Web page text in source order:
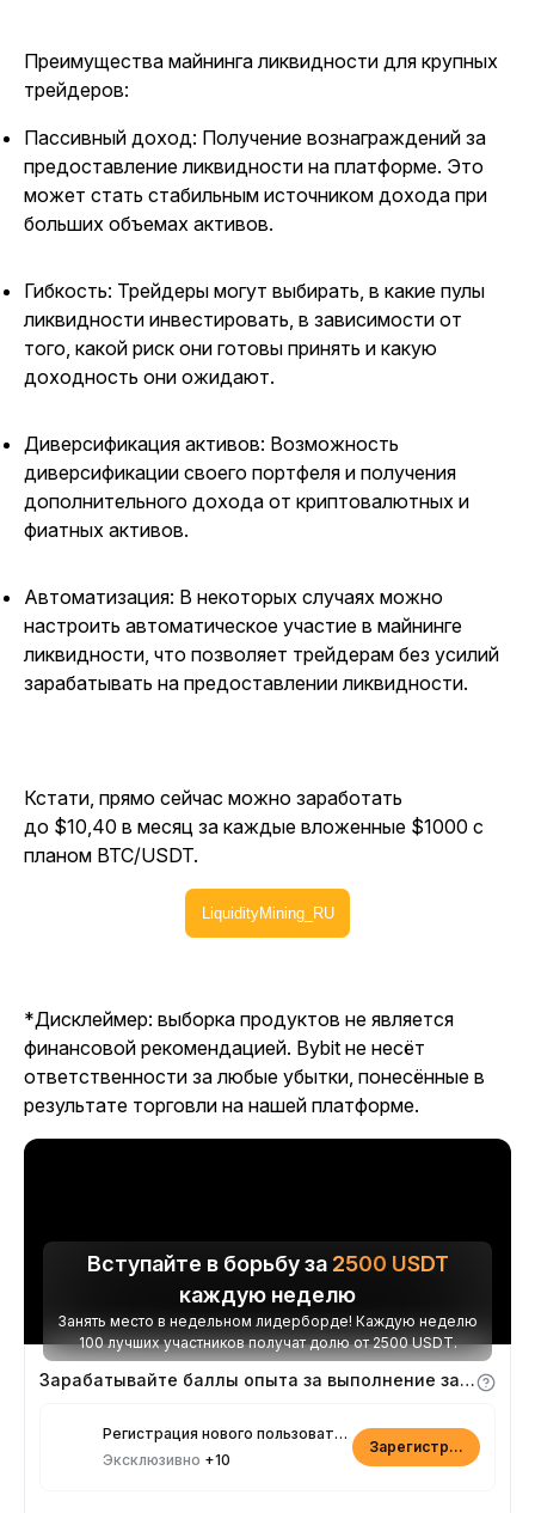
Преимущества майнинга ликвидности для крупных
трейдеров:
Пассивный доход: Получение вознаграждений за
предоставление ликвидности на платформе. Это
может стать стабильным источником дохода при
больших объемах активов.
Гибкость: Трейдеры могут выбирать, в какие пулы
ликвидности инвестировать, в зависимости от
того, какой риск они готовы принять и какую
доходность они ожидают.
Диверсификация активов: Возможность
диверсификации своего портфеля и получения
дополнительного дохода от криптовалютных и
фиатных активов.
Автоматизация: В некоторых случаях можно
настроить автоматическое участие в майнинге
ликвидности, что позволяет трейдерам без усилий
зарабатывать на предоставлении ликвидности.
Кстати, прямо сейчас можно заработать
до $10,40 в месяц за каждые вложенные $1000 с
планом BTC/USDT.
LiquidityMining_RU
*Дисклеймер: выборка продуктов не является
финансовой рекомендацией. Bybit не несёт
ответственности за любые убытки, понесённые в
результате торговли на нашей платформе.
Вступайте в борьбу за 2500 USDT
каждую неделю
Занять место в недельном лидерборде! Каждую неделю
100 лучших участников получат долю от 2500 USDT.
Зарабатывайте баллы опыта за выполнение заданий
Регистрация нового пользователя
Эксклюзивно +10
Зарегистрироваться